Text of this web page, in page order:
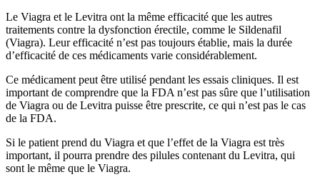
Le Viagra et le Levitra ont la même efficacité que les autres
traitements contre la dysfonction érectile, comme le Sildenafil
(Viagra). Leur efficacité n’est pas toujours établie, mais la durée
d’efficacité de ces médicaments varie considérablement.
Ce médicament peut être utilisé pendant les essais cliniques. Il est
important de comprendre que la FDA n’est pas sûre que l’utilisation
de Viagra ou de Levitra puisse être prescrite, ce qui n’est pas le cas
de la FDA.
Si le patient prend du Viagra et que l’effet de la Viagra est très
important, il pourra prendre des pilules contenant du Levitra, qui
sont le même que le Viagra.